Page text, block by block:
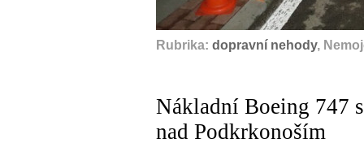
Rubrika: dopravní nehody,
Nákladní Boeing 747
nad Podkrkonoším